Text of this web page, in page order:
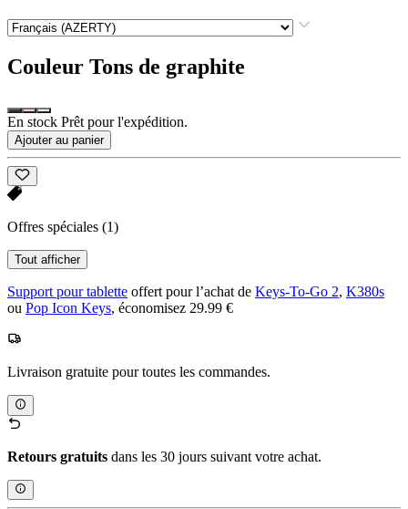
Couleur Tons de graphite
En stock Prêt pour l'expédition.
Ajouter au panier
Offres spéciales (1)
Tout afficher
Support pour tablette offert pour l’achat de Keys-To-Go 2, K380s
ou Pop Icon Keys, économisez 29.99 €
Livraison gratuite pour toutes les commandes.
Retours gratuits dans les 30 jours suivant votre achat.